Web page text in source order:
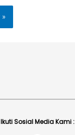
Ikuti Sosial Media Kami :